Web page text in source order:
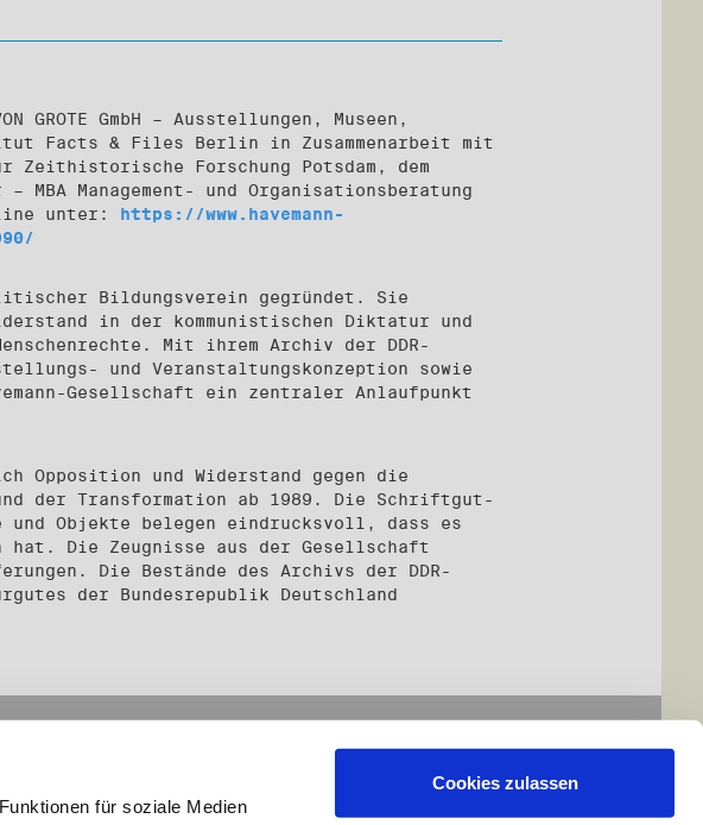
für soziale Medien
Cookies zulassen
GmbH – Ausstellungen, Museen,
Facts & Files Berlin in Zusammenarbeit mit
Zeithistorische Forschung Potsdam, dem
Management- und Organisationsberatung
unter: https://www.havemann-
Bildungsverein gegründet. Sie
in der kommunistischen Diktatur und
Mit ihrem Archiv der DDR-
und Veranstaltungskonzeption sowie
Gesellschaft ein zentraler Anlaufpunkt
Opposition und Widerstand gegen die
der Transformation ab 1989. Die Schriftgut-
und Objekte belegen eindrucksvoll, dass es
hat. Die Zeugnisse aus der Gesellschaft
Die Bestände des Archivs der DDR-
der Bundesrepublik Deutschland